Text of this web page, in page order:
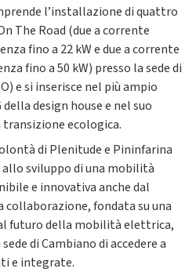
l’installazione di quattro
The Road (due a corrente
fino a 22 kW e due a corrente
fino a 50 kW) presso la sede di
e si inserisce nel più ampio
design house e nel suo
ecologica.
di Plenitude e Pininfarina
sviluppo di una mobilità
e innovativa anche dal
collaborazione, fondata su una
futuro della mobilità elettrica,
di Cambiano di accedere a
e integrate.